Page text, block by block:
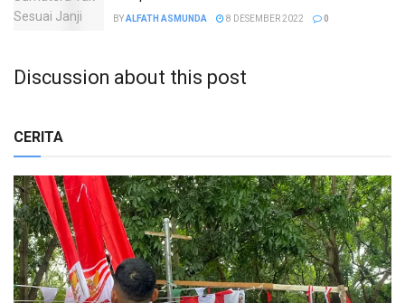
BYALFATH ASMUNDA 8 DESEMBER 2022 0
Discussion about this post
CERITA